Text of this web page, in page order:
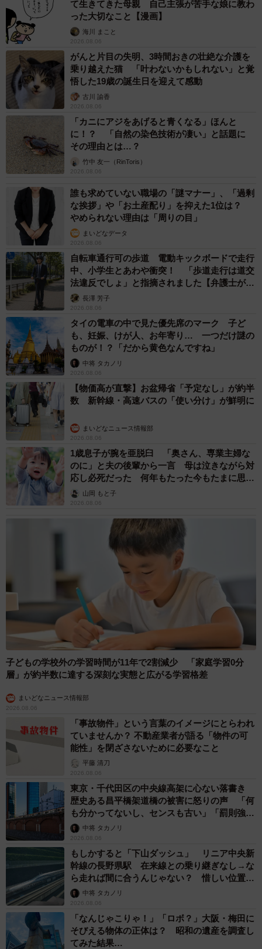
て生きてきた母親 自己主張が苦手な娘に教わ
った大切なこと【漫画】
海川 まこと
2026.08.06
がんと片目の失明、3時間おきの壮絶な介護を
乗り越えた猫 「叶わないかもしれない」と覚
悟した19歳の誕生日を迎えて感動
古川 諭香
2026.08.06
「カニにアジをあげると青くなる」ほんと
に！？ 「自然の染色技術が凄い」と話題に
その理由とは…？
竹中 友一（RinToris）
2026.08.06
誰も求めていない職場の「謎マナー」、「過剰
な挨拶」や「お土産配り」を抑えた1位は？
やめられない理由は「周りの目」
まいどなデータ
2026.08.06
自転車通行可の歩道 電動キックボードで走行
中、小学生とあわや衝突！ 「歩道走行は道交
法違反でしょ」と指摘されました【弁護士が解
説】長澤 芳子
2026.08.06
タイの電車の中で見た優先席のマーク 子ど
も、妊娠、けが人、お年寄り… 一つだけ謎の
ものが！？「だから黄色なんですね」
中将 タカノリ
2026.08.06
【物価高が直撃】お盆帰省「予定なし」が約半
数 新幹線・高速バスの「使い分け」が鮮明に
まいどなニュース情報部
2026.08.06
1歳息子が腕を亜脱臼 「奥さん、専業主婦な
のに」と夫の後輩から一言 母は泣きながら対
応し必死だった 何年もたった今もたまに思い
出し…山岡 もと子
2026.08.06
子どもの学校外の学習時間が11年で2割減少 「家庭学習0分
層」が約半数に達する深刻な実態と広がる学習格差
まいどなニュース情報部
2026.08.06
「事故物件」という言葉のイメージにとらわれ
ていませんか？ 不動産業者が語る「物件の可
能性」を閉ざさないために必要なこと
平藤 清刀
2026.08.06
東京・千代田区の中央線高架に心ない落書き
歴史ある昌平橋架道橋の被害に怒りの声 「何
も分かってないし、センスも古い」「罰則強化
して」中将 タカノリ
2026.08.06
もしかすると「下山ダッシュ」 リニア中央新
幹線の長野県駅 在来線との乗り継ぎなし→な
ら走れば間に合うんじゃない？ 惜しい位置関
係が反響
中将 タカノリ
2026.08.06
「なんじゃこりゃ！」「ロボ？」大阪・梅田に
そびえる物体の正体は？ 昭和の遺産を調査し
てみた結果…